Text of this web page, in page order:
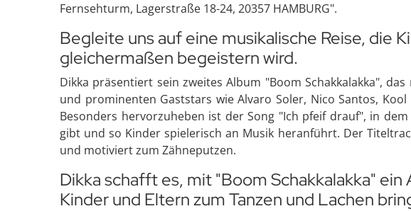
Fernsehturm, Lagerstraße 18-24, 20357 HAMBURG".
Begleite uns auf eine musikalische Reise, die
gleichermaßen begeistern wird.
Dikka präsentiert sein zweites Album "Boom Schakkalakka",
und prominenten Gaststars wie Alvaro Soler, Nico Santos,
Besonders hervorzuheben ist der Song "Ich pfeif drauf", in
gibt und so Kinder spielerisch an Musik heranführt. Der
und motiviert zum Zähneputzen.
Dikka schafft es, mit "Boom Schakkalakka" ein
Kinder und Eltern zum Tanzen und Lachen